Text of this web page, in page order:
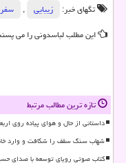
تگهای خبر:
زیبایی , سفر
این مطلب لباسدونی را می
تازه ترین مطالب مرتبط
داستانی از حال و هوای پیاده روی
شهاب سنگ سقف را شکافت و وارد
کتاب صوتی رویای توسعه با صدای